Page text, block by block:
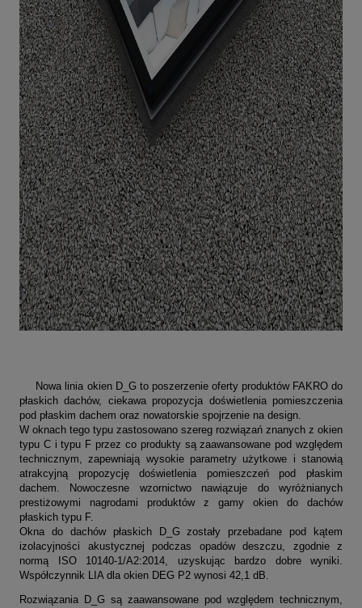
Nowa linia okien D_G to poszerzenie oferty produktów FAKRO do
płaskich dachów, ciekawa propozycja doświetlenia pomieszczenia
pod płaskim dachem oraz nowatorskie spojrzenie na design.
W oknach tego typu zastosowano szereg rozwiązań znanych z okien
typu C i typu F przez co produkty są zaawansowane pod względem
technicznym, zapewniają wysokie parametry użytkowe i stanowią
atrakcyjną propozycję doświetlenia pomieszczeń pod płaskim
dachem. Nowoczesne wzornictwo nawiązuje do wyróżnianych
prestiżowymi nagrodami produktów z gamy okien do dachów
płaskich typu F.
Okna do dachów płaskich D_G zostały przebadane pod kątem
izolacyjności akustycznej podczas opadów deszczu, zgodnie z
normą ISO 10140-1/A2:2014, uzyskując bardzo dobre wyniki.
Współczynnik LIA dla okien DEG P2 wynosi 42,1 dB.
Rozwiązania D_G są zaawansowane pod względem technicznym,